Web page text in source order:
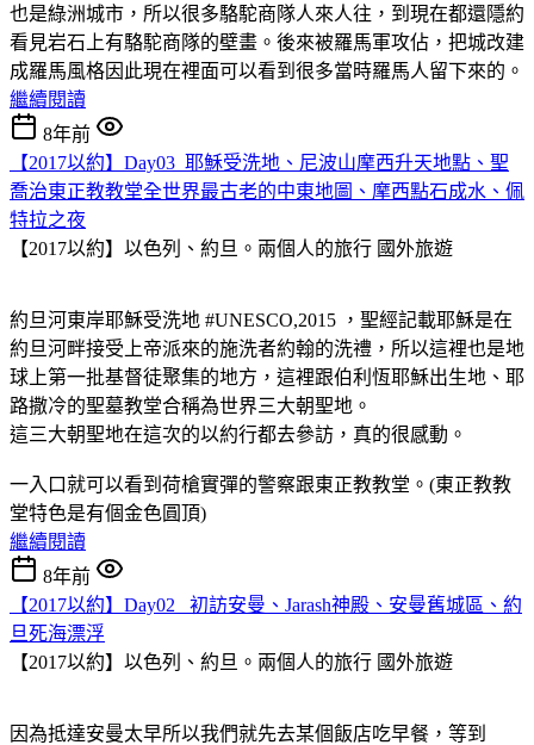
也是綠洲城市，所以很多駱駝商隊人來人往，到現在都還隱約
看見岩石上有駱駝商隊的壁畫。後來被羅馬軍攻佔，把城改建
成羅馬風格因此現在裡面可以看到很多當時羅馬人留下來的。
繼續閱讀
8年前
【2017以約】Day03_耶穌受洗地、尼波山摩西升天地點、聖
喬治東正教教堂全世界最古老的中東地圖、摩西點石成水、佩
特拉之夜
【2017以約】以色列、約旦。兩個人的旅行 國外旅遊
約旦河東岸耶穌受洗地 #UNESCO,2015 ，聖經記載耶穌是在
約旦河畔接受上帝派來的施洗者約翰的洗禮，所以這裡也是地
球上第一批基督徒聚集的地方，這裡跟伯利恆耶穌出生地、耶
路撒冷的聖墓教堂合稱為世界三大朝聖地。
這三大朝聖地在這次的以約行都去參訪，真的很感動。
一入口就可以看到荷槍實彈的警察跟東正教教堂。(東正教教
堂特色是有個金色圓頂)
繼續閱讀
8年前
【2017以約】Day02_ 初訪安曼、Jarash神殿、安曼舊城區、約
旦死海漂浮
【2017以約】以色列、約旦。兩個人的旅行 國外旅遊
因為抵達安曼太早所以我們就先去某個飯店吃早餐，等到